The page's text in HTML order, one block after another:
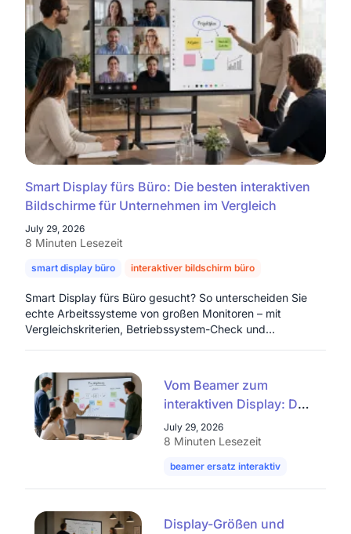
Smart Display fürs Büro: Die besten interaktiven
Bildschirme für Unternehmen im Vergleich
July 29, 2026
8 Minuten Lesezeit
smart display büro interaktiver bildschirm büro
Smart Display fürs Büro gesucht? So unterscheiden Sie
echte Arbeitssysteme von großen Monitoren – mit
Vergleichskriterien, Betriebssystem-Check und
Vom Beamer zum
interaktiven Display: Das
smarte Upgrade für
Ihren Konferenzraum
July 29, 2026
8 Minuten Lesezeit
beamer ersatz interaktiv
Display-Größen und